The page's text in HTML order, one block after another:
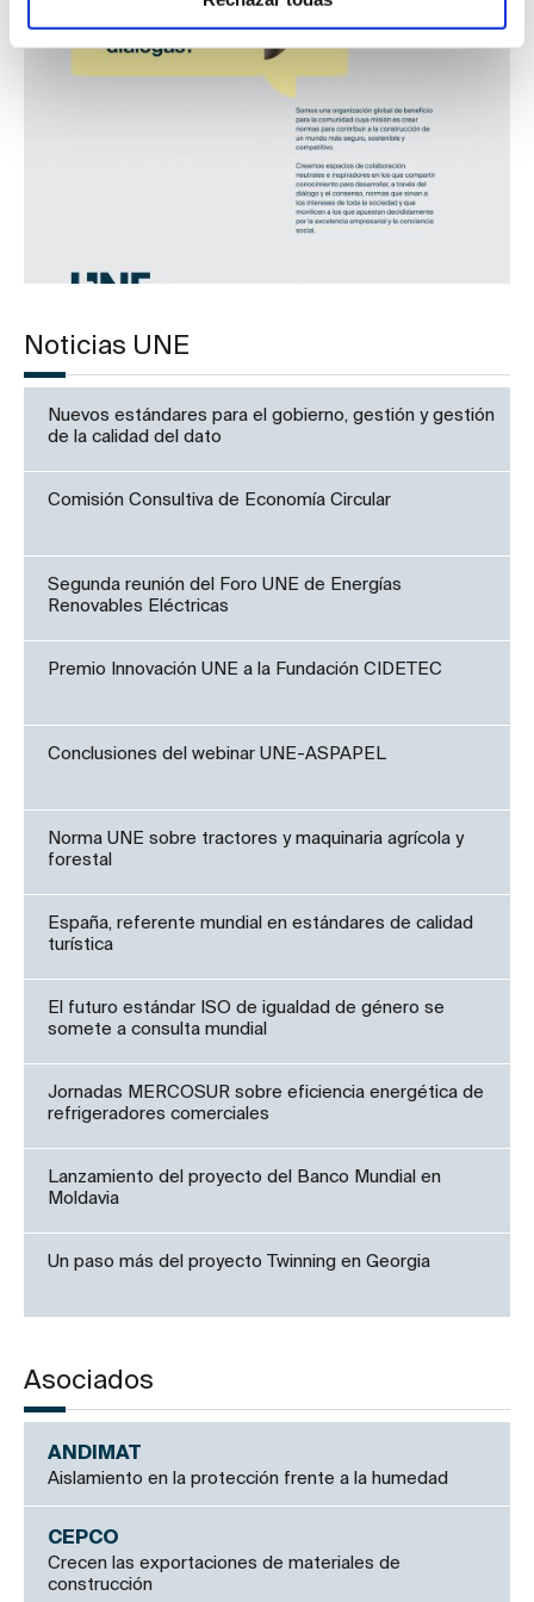
Noticias UNE
Nuevos estándares para el gobierno, gestión y gestión
de la calidad del dato
Comisión Consultiva de Economía Circular
Segunda reunión del Foro UNE de Energías
Renovables Eléctricas
Premio Innovación UNE a la Fundación CIDETEC
Conclusiones del webinar UNE-ASPAPEL
Norma UNE sobre tractores y maquinaria agrícola y
forestal
España, referente mundial en estándares de calidad
turística
El futuro estándar ISO de igualdad de género se
somete a consulta mundial
Jornadas MERCOSUR sobre eficiencia energética de
refrigeradores comerciales
Lanzamiento del proyecto del Banco Mundial en
Moldavia
Un paso más del proyecto Twinning en Georgia
Asociados
ANDIMAT
Aislamiento en la protección frente a la humedad
CEPCO
Crecen las exportaciones de materiales de
construcción